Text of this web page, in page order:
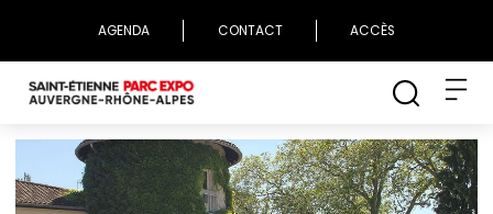
AGENDA CONTACT ACCÈS